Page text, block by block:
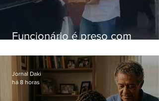
Funcionário é preso com
Hospital do Andaraí
Jornal Daki
há 8 horas